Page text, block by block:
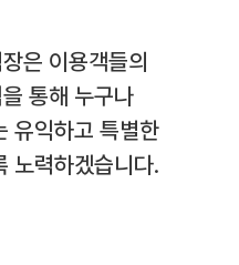
은 이용객들의
통해 누구나
유익하고 특별한
노력하겠습니다.